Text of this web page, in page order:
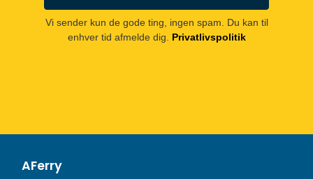
Vi sender kun de gode ting, ingen spam. Du kan til
enhver tid afmelde dig.
Privatlivspolitik
AFerry